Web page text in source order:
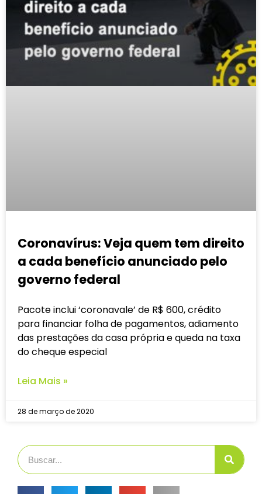
Coronavírus: Veja quem tem direito
a cada benefício anunciado pelo
governo federal
Pacote inclui ‘coronavale’ de R$ 600, crédito
para financiar folha de pagamentos, adiamento
das prestações da casa própria e queda na taxa
do cheque especial
Leia Mais »
28 de março de 2020